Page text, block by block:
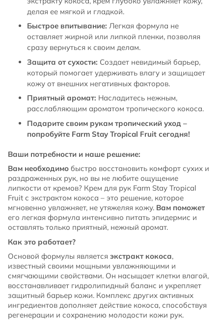
делая ее мягкой и гладкой.
Быстрое впитывание: Легкая формула не
оставляет жирной или липкой пленки, позволяя
сразу вернуться к своим делам.
Защита от сухости: Создает невидимый барьер,
который помогает удерживать влагу и защищает
кожу от внешних негативных факторов.
Приятный аромат: Насладитесь нежным,
расслабляющим ароматом тропического кокоса.
Подарите своим рукам тропический уход –
попробуйте Farm Stay Tropical Fruit сегодня!
Ваши потребности и наше решение:
Вам необходимо быстро восстановить комфорт сухих и
раздраженных рук, но вы не любите ощущение
липкости от кремов? Крем для рук Farm Stay Tropical
Fruit с экстрактом кокоса – это решение, которое
мгновенно увлажняет, не утяжеляя кожу. Вам поможет
его легкая формула интенсивно питать эпидермис и
оставлять только приятный, нежный аромат.
Как это работает?
Основой формулы является экстракт кокоса,
известный своими мощными увлажняющими и
смягчающими свойствами. Он насыщает клетки влагой,
восстанавливает гидролипидный баланс и укрепляет
защитный барьер кожи. Комплекс других активных
ингредиентов дополняет действие кокоса, способствуя
регенерации и сохранению молодости кожи рук.